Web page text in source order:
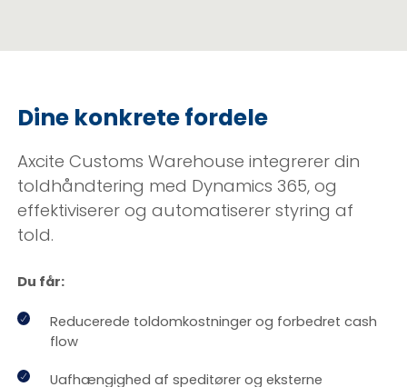
Dine konkrete fordele
Axcite Customs Warehouse integrerer din
toldhåndtering med Dynamics 365, og
effektiviserer og automatiserer styring af
told.
Du får:
Reducerede toldomkostninger og forbedret cash
flow
Uafhængighed af speditører og eksterne